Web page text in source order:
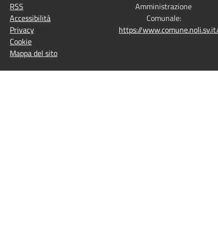
RSS
Accessibilità
Privacy
Cookie
Mappa del sito
Amministrazione
Comunale:
https://